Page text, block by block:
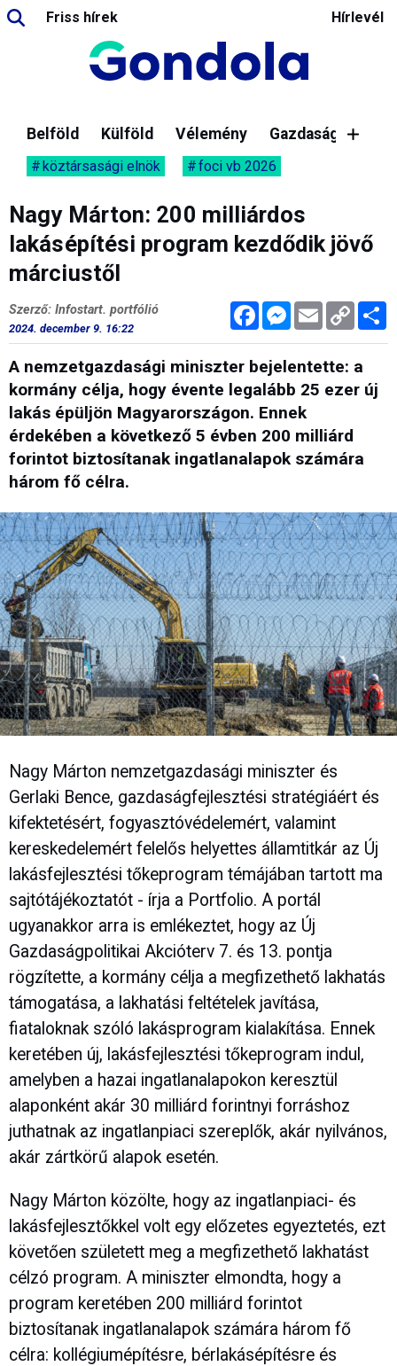
Friss hírek Hírlevél
Belföld Külföld Vélemény Gazdaság
köztársasági elnök foci vb 2026
Nagy Márton: 200 milliárdos
lakásépítési program kezdődik jövő
márciustől
FacebookMessenger
Email Copy
Link
Szerző: Infostart. portfólió
2024. december 9. 16:22
A nemzetgazdasági miniszter bejelentette: a
kormány célja, hogy évente legalább 25 ezer új
lakás épüljön Magyarországon. Ennek
érdekében a következő 5 évben 200 milliárd
forintot biztosítanak ingatlanalapok számára
három fő célra.
Nagy Márton nemzetgazdasági miniszter és
Gerlaki Bence, gazdaságfejlesztési stratégiáért és
kifektetésért, fogyasztóvédelemért, valamint
kereskedelemért felelős helyettes államtitkár az Új
lakásfejlesztési tőkeprogram témájában tartott ma
sajtótájékoztatót - írja a Portfolio. A portál
ugyanakkor arra is emlékeztet, hogy az Új
Gazdaságpolitikai Akcióterv 7. és 13. pontja
rögzítette, a kormány célja a megfizethető lakhatás
támogatása, a lakhatási feltételek javítása,
fiataloknak szóló lakásprogram kialakítása. Ennek
keretében új, lakásfejlesztési tőkeprogram indul,
amelyben a hazai ingatlanalapokon keresztül
alaponként akár 30 milliárd forintnyi forráshoz
juthatnak az ingatlanpiaci szereplők, akár nyilvános,
akár zártkörű alapok esetén.
Nagy Márton közölte, hogy az ingatlanpiaci- és
lakásfejlesztőkkel volt egy előzetes egyeztetés, ezt
követően született meg a megfizethető lakhatást
célzó program. A miniszter elmondta, hogy a
program keretében 200 milliárd forintot
biztosítanak ingatlanalapok számára három fő
célra: kollégiumépítésre, bérlakásépítésre és